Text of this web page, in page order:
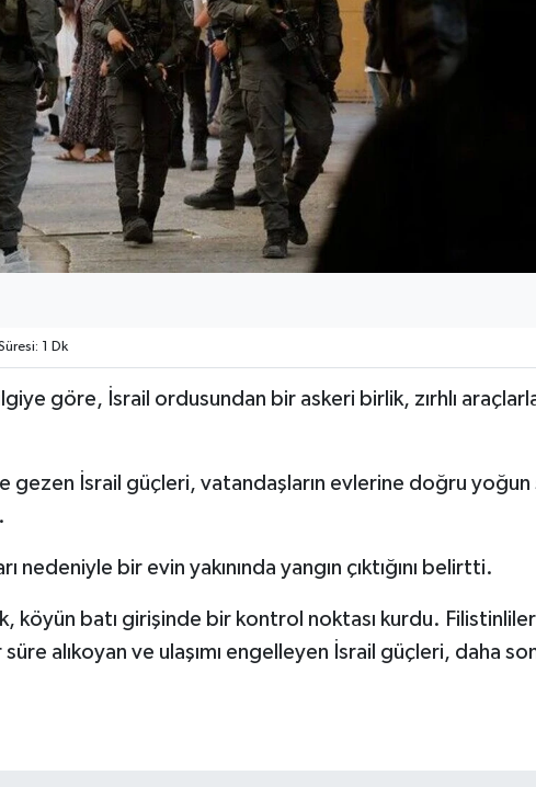
1 Dk
göre, İsrail ordusundan bir askeri birlik, zırhlı
gezen İsrail güçleri, vatandaşların evlerine doğru
nedeniyle bir evin yakınında yangın çıktığını belirtti.
köyün batı girişinde bir kontrol noktası kurdu.
alıkoyan ve ulaşımı engelleyen İsrail güçleri, daha